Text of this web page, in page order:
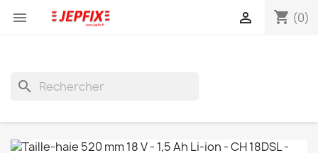
 shopping_cart (0)

search